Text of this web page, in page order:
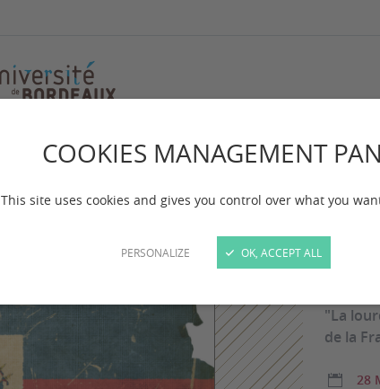
COOKIES MANAGEMENT
This site uses cookies and gives you control over what you
PERSONALIZE OK, ACCEPT ALL
"La
de la
28